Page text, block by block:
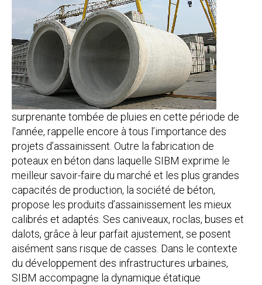
surprenante tombée de pluies en cette période de
l'année, rappelle encore à tous l’importance des
projets d’assainissent. Outre la fabrication de
poteaux en béton dans laquelle SIBM exprime le
meilleur savoir-faire du marché et les plus grandes
capacités de production, la société de béton,
propose les produits d’assainissement les mieux
calibrés et adaptés. Ses caniveaux, roclas, buses et
dalots, grâce à leur parfait ajustement, se posent
aisément sans risque de casses. Dans le contexte
du développement des infrastructures urbaines,
SIBM accompagne la dynamique étatique